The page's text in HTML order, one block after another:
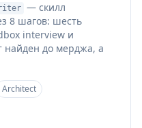
— скилл
8 шагов: шесть
interview и
найден до мерджа, а
Architect